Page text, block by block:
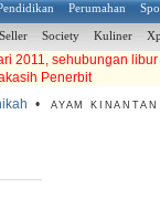
Perumahan
Society Kuliner
2011, sehubungan libur
Penerbit
• AYAM KINANTAN •